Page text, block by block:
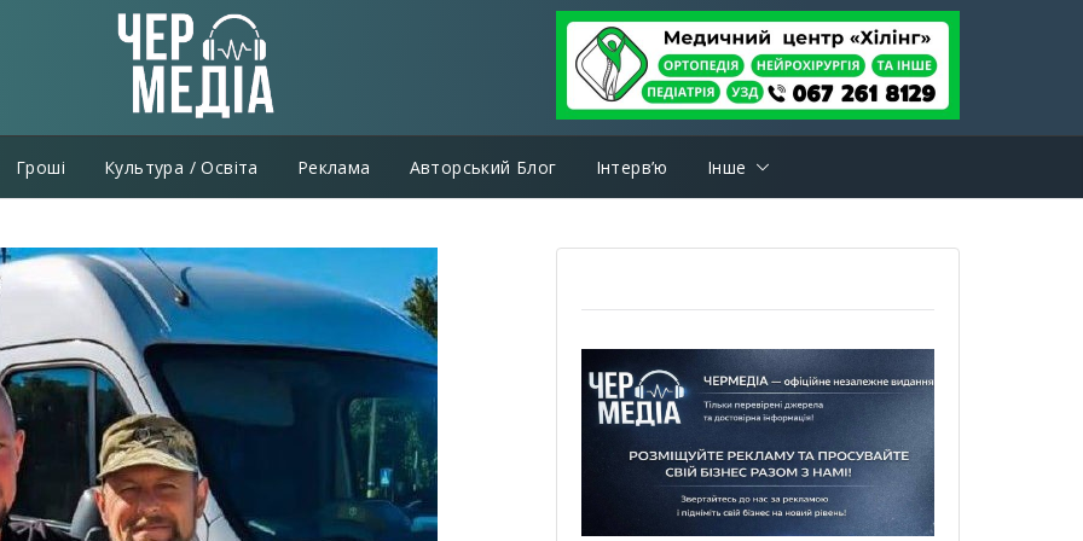
Гроші Культура / Освіта Реклама Авторський Блог Інтерв’ю Інше